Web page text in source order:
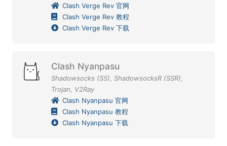
Clash Verge Rev 官网
Clash Verge Rev 教程
Clash Verge Rev 下载
Clash Nyanpasu
Shadowsocks (SS), ShadowsocksR (SSR),
Trojan, V2Ray
Clash Nyanpasu 官网
Clash Nyanpasu 教程
Clash Nyanpasu 下载